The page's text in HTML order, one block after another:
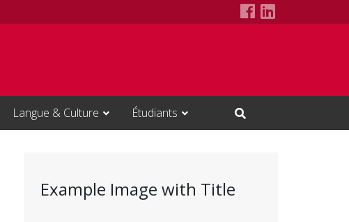
ITI Council
ITI Council
Langue & Culture Étudiants
Open Search Input
Example Image with Title